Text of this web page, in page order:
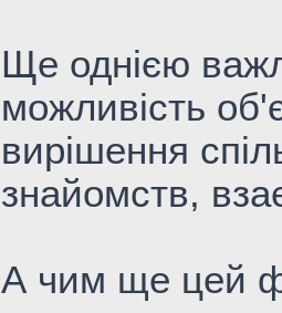
Ще однією
можливість
вирішення
знайомств,
А чим ще цей